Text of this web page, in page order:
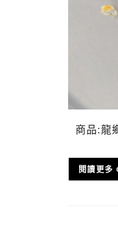
商品:龍